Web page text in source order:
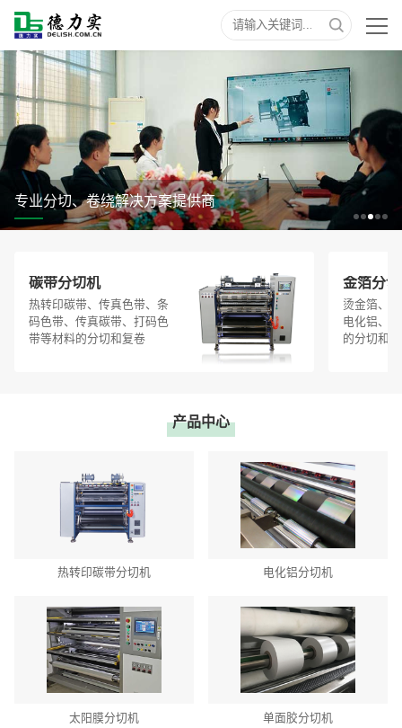
专业分切、卷绕解决方案提供商
碳带分切机
热转印碳带、传真色带、条
码色带、传真碳带、打码色
带等材料的分切和复卷
金箔分
烫金箔、
电化铝、
的分切和
产品中心
热转印碳带分切机 电化铝分切机
太阳膜分切机 单面胶分切机